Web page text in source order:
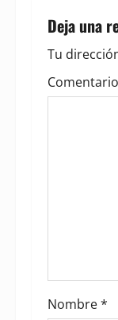
n
a
v
o
Deja una
Tu
Comentario
Nombre*